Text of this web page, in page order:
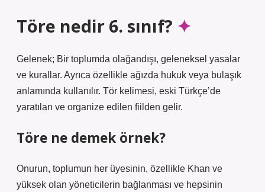
Töre nedir 6. sınıf?
Gelenek; Bir toplumda olağandışı, geleneksel yasalar
ve kurallar. Ayrıca özellikle ağızda hukuk veya bulaşık
anlamında kullanılır. Tör kelimesi, eski Türkçe’de
yaratılan ve organize edilen fiilden gelir.
Töre ne demek örnek?
Onurun, toplumun her üyesinin, özellikle Khan ve
yüksek olan yöneticilerin bağlanması ve hepsinin